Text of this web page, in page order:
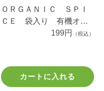
ＯＲＧＡＮＩＣ ＳＰＩ
ＣＥ 袋入り 有機オレ
199円 （税込）
カートに入れる